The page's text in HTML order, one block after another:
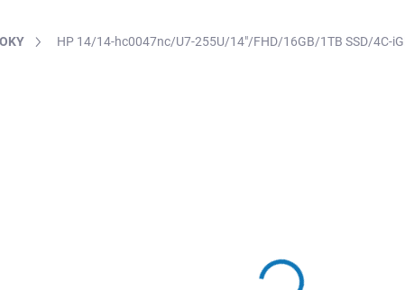
HP 14/14-hc0047nc/U7-255U/14"/FHD/16GB/1TB SSD/4C-